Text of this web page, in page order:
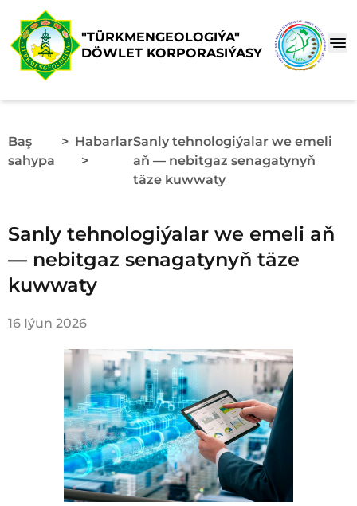
"TÜRKMENGEOLOGIÝA"
DÖWLET KORPORASIÝASY
Baş
sahypa
> Habarlar
>
Sanly tehnologiýalar we emeli
aň — nebitgaz senagatynyň
täze kuwwaty
Sanly tehnologiýalar we emeli aň
— nebitgaz senagatynyň täze
kuwwaty
16 Iýun 2026